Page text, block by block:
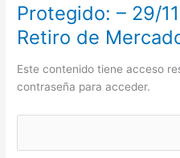
Protegido: – 29/
Retiro de
Este contenido tiene acceso
contraseña para acceder.
Protegido:
–
29/11
–
Retiro
Mercado